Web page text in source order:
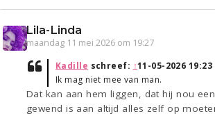
Lila-Linda
maandag 11 mei 2026 om 19:27
Kadille schreef: ↑11-05-2026 19:23
Ik mag niet mee van man.
Dat kan aan hem liggen, dat hij nou
gewend is aan altijd alles zelf op